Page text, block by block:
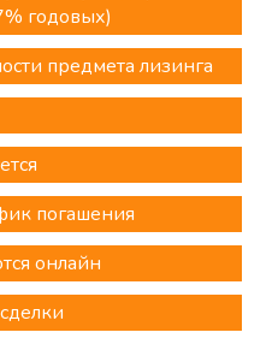
годовых)
предмета лизинга
погашения
онлайн